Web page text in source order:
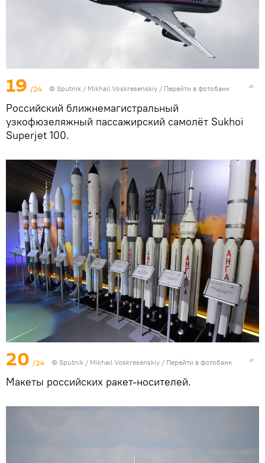
19 /24 © Sputnik / Mikhail Voskresenskiy / Перейти в фотобанк
Российский ближнемагистральный
узкофюзеляжный пассажирский самолёт Sukhoi
Superjet 100.
20 /24 © Sputnik / Mikhail Voskresenskiy / Перейти в фотобанк
Макеты российских ракет-носителей.